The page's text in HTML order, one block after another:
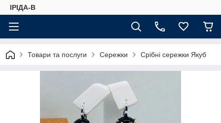
ІРІДА-В
Товари та послуги Сережки Срібні сережки Якуб